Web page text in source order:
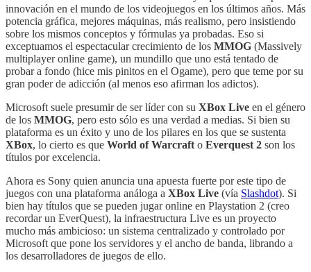
innovación en el mundo de los videojuegos en los últimos años. Más
potencia gráfica, mejores máquinas, más realismo, pero insistiendo
sobre los mismos conceptos y fórmulas ya probadas. Eso si
exceptuamos el espectacular crecimiento de los MMOG (Massively
multiplayer online game), un mundillo que uno está tentado de
probar a fondo (hice mis pinitos en el Ogame), pero que teme por su
gran poder de adicción (al menos eso afirman los adictos).
Microsoft suele presumir de ser líder con su XBox Live en el género
de los MMOG, pero esto sólo es una verdad a medias. Si bien su
plataforma es un éxito y uno de los pilares en los que se sustenta
XBox, lo cierto es que World of Warcraft o Everquest 2 son los
títulos por excelencia.
Ahora es Sony quien anuncia una apuesta fuerte por este tipo de
juegos con una plataforma análoga a XBox Live (vía Slashdot). Si
bien hay títulos que se pueden jugar online en Playstation 2 (creo
recordar un EverQuest), la infraestructura Live es un proyecto
mucho más ambicioso: un sistema centralizado y controlado por
Microsoft que pone los servidores y el ancho de banda, librando a
los desarrolladores de juegos de ello.